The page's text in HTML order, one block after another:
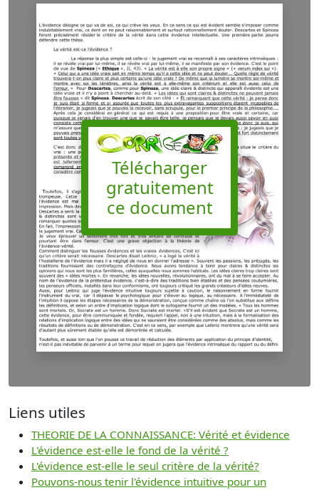
Télécharger
gratuitement
ce document
Liens utiles
THEORIE DE LA CONNAISSANCE: Vérité et évidence
L'évidence est-elle le fond de la vérité ?
L'évidence est-elle le seul critère de la vérité?
Pouvons-nous tenir l'évidence intuitive pour un